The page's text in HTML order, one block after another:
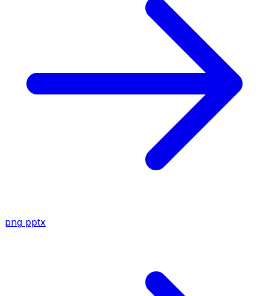
png pptx